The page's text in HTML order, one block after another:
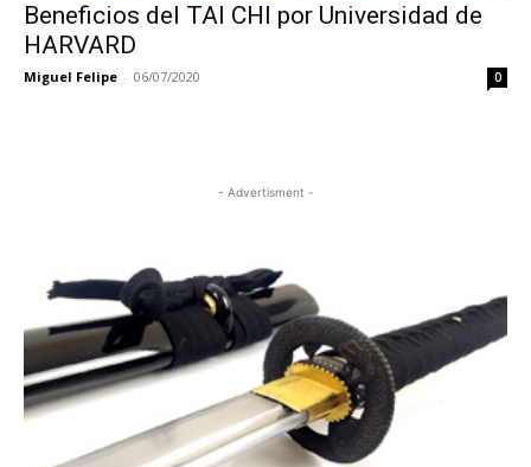
Beneficios del TAI CHI por Universidad de
HARVARD
Miguel Felipe - 06/07/2020 0
- Advertisment -